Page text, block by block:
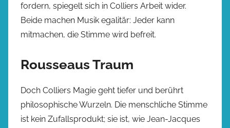
fordern, spiegelt sich in Colliers Arbeit wider.
Beide machen Musik egalitär: Jeder kann
mitmachen, die Stimme wird befreit.
Rousseaus Traum
Doch Colliers Magie geht tiefer und berührt
philosophische Wurzeln. Die menschliche Stimme
ist kein Zufallsprodukt; sie ist, wie Jean-Jacques